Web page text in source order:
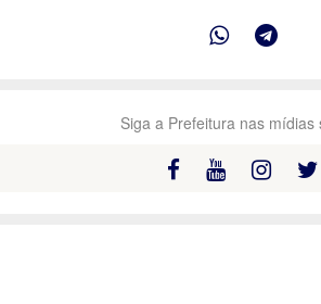
Siga a Prefeitura nas mídias